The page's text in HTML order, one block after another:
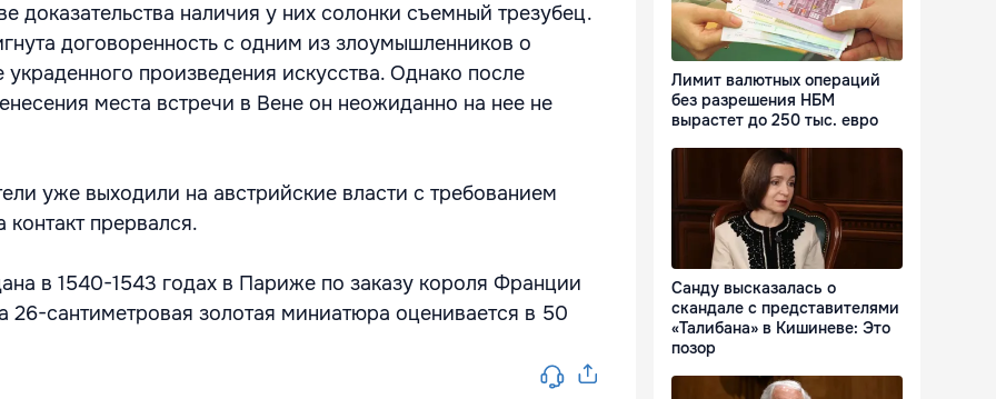
доказательства наличия у них солонки съемный трезубец.
договоренность с одним из злоумышленников о
украденного произведения искусства. Однако после
места встречи в Вене он неожиданно на нее не
уже выходили на австрийские власти с требованием
контакт прервался.
в 1540-1543 годах в Париже по заказу короля Франции
26-сантиметровая золотая миниатюра оценивается в 50
Лимит валютных операций
без разрешения НБМ
вырастет до 250 тыс. евро
Санду высказалась о
скандале с представителями
«Талибана» в Кишиневе: Это
позор